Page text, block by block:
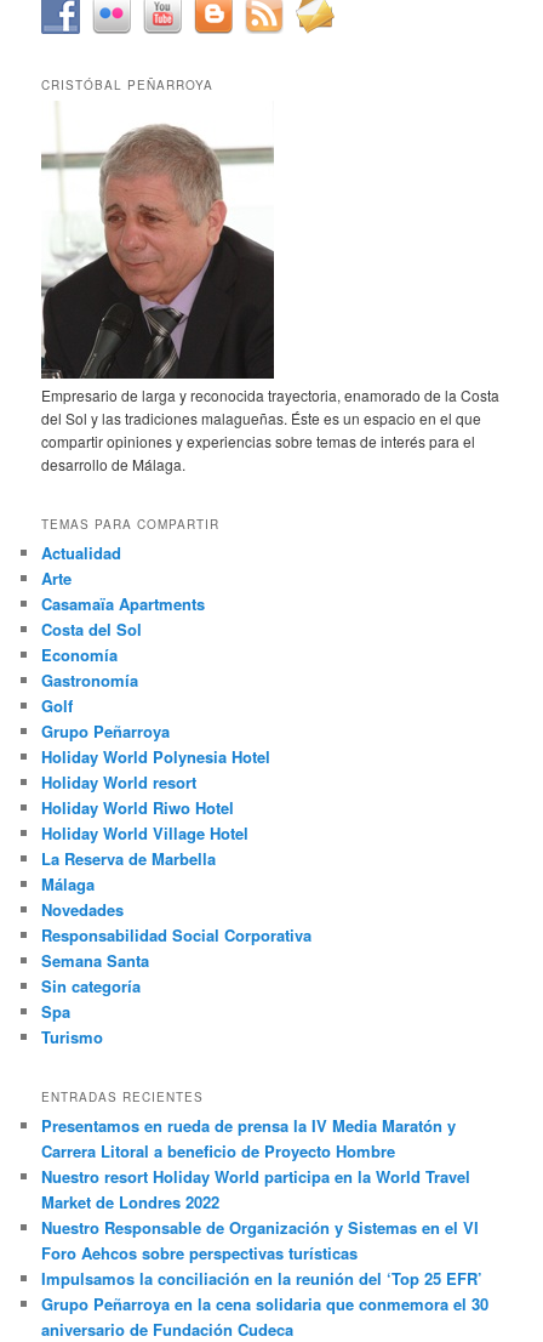
CRISTÓBAL PEÑARROYA
Empresario de larga y reconocida trayectoria, enamorado de la Costa
del Sol y las tradiciones malagueñas. Éste es un espacio en el que
compartir opiniones y experiencias sobre temas de interés para el
desarrollo de Málaga.
TEMAS PARA COMPARTIR
Actualidad
Arte
Casamaïa Apartments
Costa del Sol
Economía
Gastronomía
Golf
Grupo Peñarroya
Holiday World Polynesia Hotel
Holiday World resort
Holiday World Riwo Hotel
Holiday World Village Hotel
La Reserva de Marbella
Málaga
Novedades
Responsabilidad Social Corporativa
Semana Santa
Sin categoría
Spa
Turismo
ENTRADAS RECIENTES
Presentamos en rueda de prensa la IV Media Maratón y
Carrera Litoral a beneficio de Proyecto Hombre
Nuestro resort Holiday World participa en la World Travel
Market de Londres 2022
Nuestro Responsable de Organización y Sistemas en el VI
Foro Aehcos sobre perspectivas turísticas
Impulsamos la conciliación en la reunión del ‘Top 25 EFR’
Grupo Peñarroya en la cena solidaria que conmemora el 30
aniversario de Fundación Cudeca